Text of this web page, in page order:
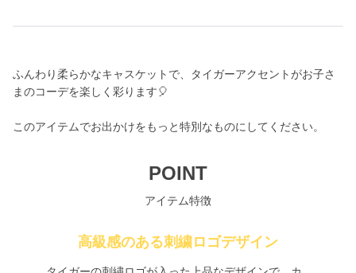
ふんわり柔らかなキャスケットで、タイガーアクセントがお子さ
まのコーデを楽しく彩ります🎈
このアイテムでお出かけをもっと特別なものにしてください。
POINT
アイテム特徴
高級感のある刺繍ロゴデザイン